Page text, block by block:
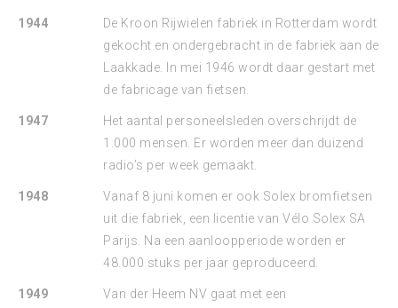
1944
De Kroon Rijwielen fabriek in Rotterdam wordt
gekocht en ondergebracht in de fabriek aan de
Laakkade. In mei 1946 wordt daar gestart met
de fabricage van fietsen.
1947
Het aantal personeelsleden overschrijdt de
1.000 mensen. Er worden meer dan duizend
radio’s per week gemaakt.
1948
Vanaf 8 juni komen er ook Solex bromfietsen
uit die fabriek, een licentie van Vélo Solex SA
Parijs. Na een aanloopperiode worden er
48.000 stuks per jaar geproduceerd.
1949
Van der Heem NV gaat met een